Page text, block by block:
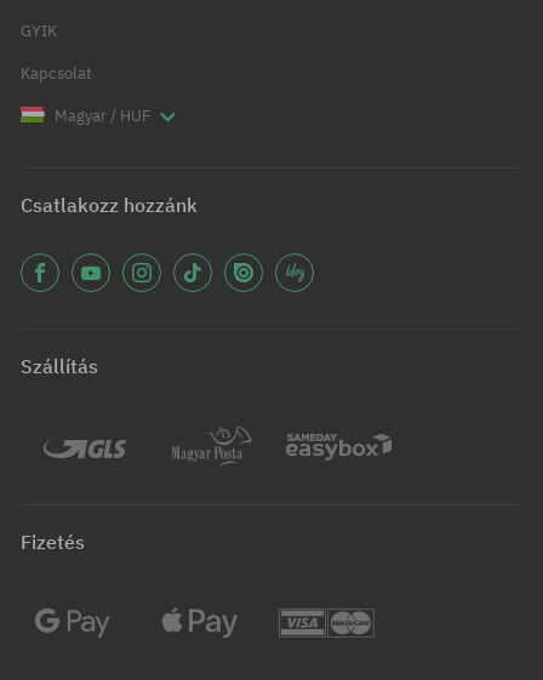
GYIK
Kapcsolat
Magyar / HUF
Csatlakozz hozzánk
Szállítás
Fizetés